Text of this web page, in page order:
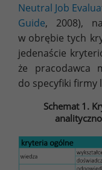
Neutral Job
Guide, 2008),
w obrębie tych
jedenaście
że pracodawca
do specyfiki firmy
Schemat 1.